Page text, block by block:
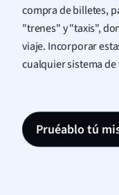
compra de billetes,
"trenes" y "taxis",
viaje. Incorporar
cualquier sistema
Pruéablo tú